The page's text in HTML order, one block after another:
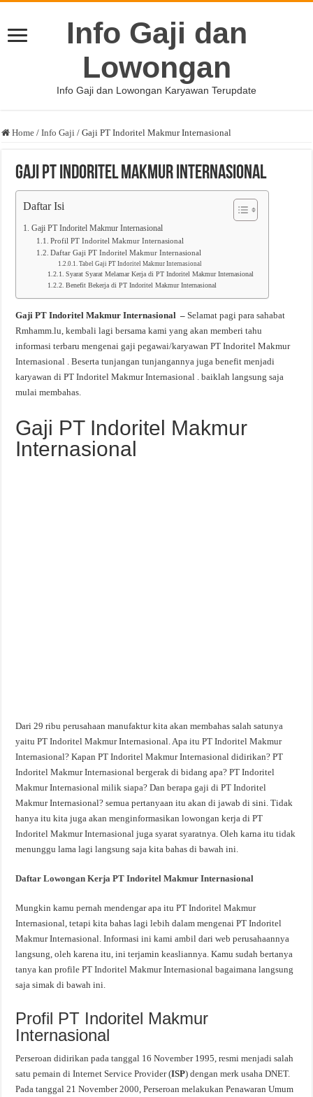
Info Gaji dan
Lowongan
Info Gaji dan Lowongan Karyawan Terupdate
Home / Info Gaji / Gaji PT Indoritel Makmur Internasional
Gaji PT Indoritel Makmur Internasional
Daftar Isi
Gaji PT Indoritel Makmur Internasional
Profil PT Indoritel Makmur Internasional
Daftar Gaji PT Indoritel Makmur Internasional
Tabel Gaji PT Indoritel Makmur Internasional
Syarat Syarat Melamar Kerja di PT Indoritel Makmur Internasional
Benefit Bekerja di PT Indoritel Makmur Internasional
Gaji PT Indoritel Makmur Internasional –Selamat pagi para sahabat
Rmhamm.lu, kembali lagi bersama kami yang akan memberi tahu
informasi terbaru mengenai gaji pegawai/karyawan PT Indoritel Makmur
Internasional . Beserta tunjangan tunjangannya juga benefit menjadi
karyawan di PT Indoritel Makmur Internasional . baiklah langsung saja
mulai membahas.
Gaji PT Indoritel Makmur
Internasional
Dari 29 ribu perusahaan manufaktur kita akan membahas salah satunya
yaitu PT Indoritel Makmur Internasional. Apa itu PT Indoritel Makmur
Internasional? Kapan PT Indoritel Makmur Internasional didirikan? PT
Indoritel Makmur Internasional bergerak di bidang apa? PT Indoritel
Makmur Internasional milik siapa? Dan berapa gaji di PT Indoritel
Makmur Internasional? semua pertanyaan itu akan di jawab di sini. Tidak
hanya itu kita juga akan menginformasikan lowongan kerja di PT
Indoritel Makmur Internasional juga syarat syaratnya. Oleh karna itu tidak
menunggu lama lagi langsung saja kita bahas di bawah ini.
Daftar Lowongan Kerja PT Indoritel Makmur Internasional
Mungkin kamu pernah mendengar apa itu PT Indoritel Makmur
Internasional, tetapi kita bahas lagi lebih dalam mengenai PT Indoritel
Makmur Internasional. Informasi ini kami ambil dari web perusahaannya
langsung, oleh karena itu, ini terjamin keasliannya. Kamu sudah bertanya
tanya kan profile PT Indoritel Makmur Internasional bagaimana langsung
saja simak di bawah ini.
Profil PT Indoritel Makmur
Internasional
Perseroan didirikan pada tanggal 16 November 1995, resmi menjadi salah
satu pemain di Internet Service Provider (ISP) dengan merk usaha DNET.
Pada tanggal 21 November 2000, Perseroan melakukan Penawaran Umum